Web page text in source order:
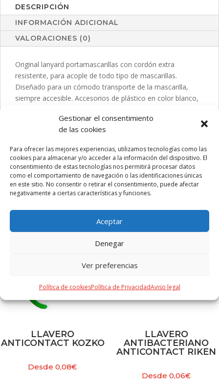
Gestionar el consentimiento
de las cookies
Para ofrecer las mejores experiencias, utilizamos tecnologías como las
cookies para almacenar y/o acceder a la información del dispositivo. El
consentimiento de estas tecnologías nos permitirá procesar datos
como el comportamiento de navegación o las identificaciones únicas
en este sitio. No consentir o retirar el consentimiento, puede afectar
negativamente a ciertas características y funciones.
Aceptar
Denegar
Ver preferencias
Política de cookiesPolítica de PrivacidadAviso legal
DESCRIPCIÓN
INFORMACIÓN ADICIONAL
VALORACIONES (0)
Original lanyard portamascarillas con cordón extra
resistente, para acople de todo tipo de mascarillas.
Diseñado para un cómodo transporte de la mascarilla,
siempre accesible. Accesorios de plástico en color blanco,
Incluye ajustador craneal -ideal para impresión en
tampografía- y cordones disponibles en variada gama de
PRODUCTOS RELACIONADOS
LLAVERO
ANTICONTACT KOZKO
Desde0,08€
LLAVERO
ANTIBACTERIANO
ANTICONTACT RIKEN
Desde 0,06€